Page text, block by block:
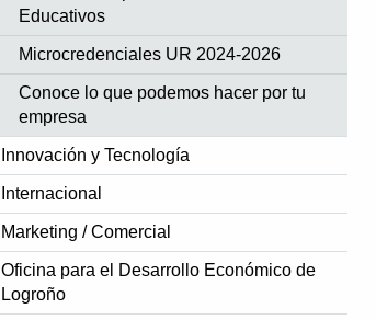
Educativos
Microcredenciales UR 2024-2026
Conoce lo que podemos hacer por tu
empresa
Innovación y Tecnología
Internacional
Marketing / Comercial
Oficina para el Desarrollo Económico de
Logroño